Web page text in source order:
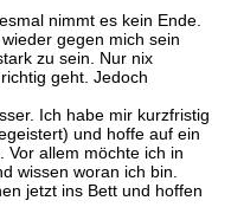
nimmt es kein Ende.
gegen mich sein
zu sein. Nur nix
geht. Jedoch
Ich habe mir kurzfristig
und hoffe auf ein
Vor allem möchte ich in
wissen woran ich bin.
jetzt ins Bett und hoffen